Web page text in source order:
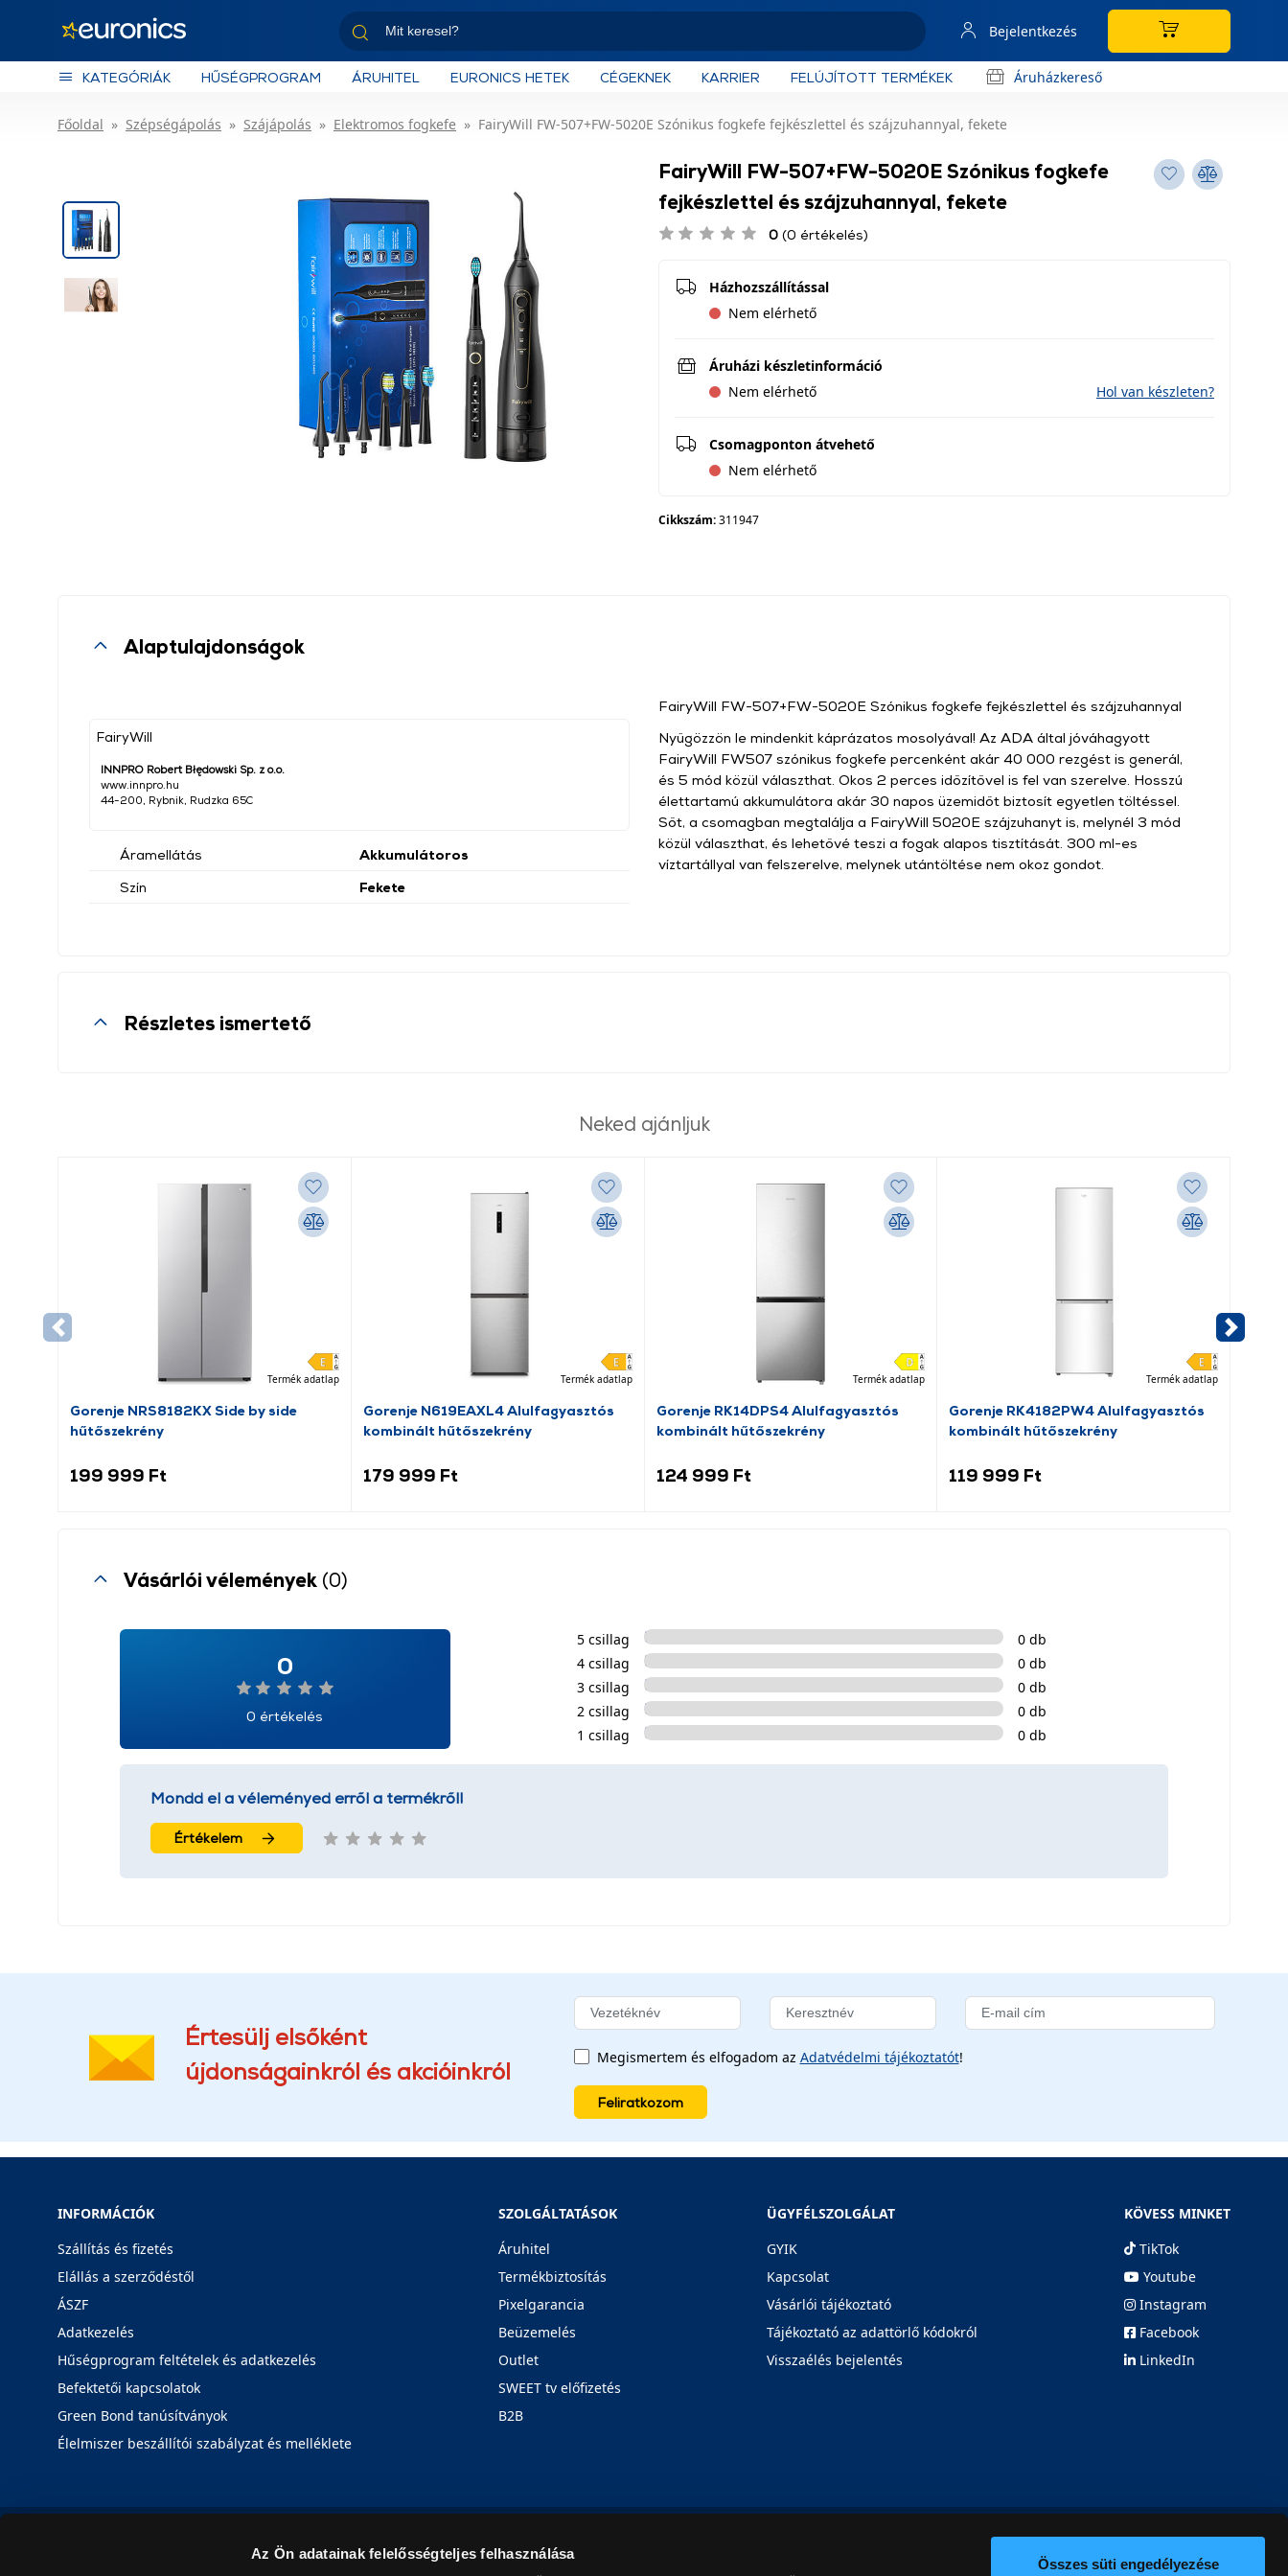
Az Ön adatainak felelősségteljes felhasználása
Összes süti engedélyezése
Bejelentkezés
KATEGÓRIÁK HŰSÉGPROGRAM ÁRUHITEL EURONICS HETEK CÉGEKNEK KARRIER FELÚJÍTOTT TERMÉKEK Áruházkereső
Főoldal Szépségápolás Szájápolás Elektromos fogkefe FairyWill FW-507+FW-5020E Szónikus fogkefe fejkészlettel és szájzuhannyal, fekete
FairyWill FW-507+FW-5020E Szónikus fogkefe
fejkészlettel és szájzuhannyal, fekete
0 (0 értékelés)
Házhozszállítással
Nem elérhető
Áruházi készletinformáció
Nem elérhető
Hol van készleten?
Csomagponton átvehető
Nem elérhető
Cikkszám:311947
Alaptulajdonságok
FairyWill
INNPRO Robert Błędowski Sp. z o.o.
www.innpro.hu
44-200, Rybnik, Rudzka 65C
Áramellátás
Akkumulátoros
Szín
Fekete
FairyWill FW-507+FW-5020E Szónikus fogkefe fejkészlettel és szájzuhannyal
Nyűgözzön le mindenkit káprázatos mosolyával! Az ADA által jóváhagyott
FairyWill FW507 szónikus fogkefe percenként akár 40 000 rezgést is generál,
és 5 mód közül választhat. Okos 2 perces időzítővel is fel van szerelve. Hosszú
élettartamú akkumulátora akár 30 napos üzemidőt biztosít egyetlen töltéssel.
Sőt, a csomagban megtalálja a FairyWill 5020E szájzuhanyt is, melynél 3 mód
közül választhat, és lehetővé teszi a fogak alapos tisztítását. 300 ml-es
víztartállyal van felszerelve, melynek utántöltése nem okoz gondot.
Részletes ismertető
Neked ajánljuk
Termék adatlap
Gorenje NRS8182KX Side by side
hűtőszekrény
199 999 Ft
Termék adatlap
Gorenje N619EAXL4 Alulfagyasztós
kombinált hűtőszekrény
179 999 Ft
Termék adatlap
Gorenje RK14DPS4 Alulfagyasztós
kombinált hűtőszekrény
124 999 Ft
Termék adatlap
Gorenje RK4182PW4 Alulfagyasztós
kombinált hűtőszekrény
119 999 Ft
Vásárlói vélemények (0)
0
0 értékelés
5 csillag
0 db
4 csillag
0 db
3 csillag
0 db
2 csillag
0 db
1 csillag
0 db
Mondd el a véleményed erről a termékről!
Értékelem
Értesülj elsőként
újdonságainkról és akcióinkról
Megismertem és elfogadom az Adatvédelmi tájékoztatót!
Feliratkozom
INFORMÁCIÓK
Szállítás és fizetés
Elállás a szerződéstől
ÁSZF
Adatkezelés
Hűségprogram feltételek és adatkezelés
Befektetői kapcsolatok
Green Bond tanúsítványok
Élelmiszer beszállítói szabályzat és melléklete
SZOLGÁLTATÁSOK
Áruhitel
Termékbiztosítás
Pixelgarancia
Beüzemelés
Outlet
SWEET tv előfizetés
B2B
ÜGYFÉLSZOLGÁLAT
GYIK
Kapcsolat
Vásárlói tájékoztató
Tájékoztató az adattörlő kódokról
Visszaélés bejelentés
KÖVESS MINKET
TikTok
Youtube
Instagram
Facebook
LinkedIn